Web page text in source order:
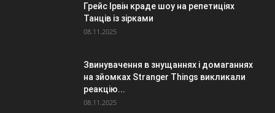
Грейс Ірвін краде шоу на репетиціях
Танців із зірками
08.11.2025
Звинувачення в знущаннях і домаганнях
на зйомках Stranger Things викликали
реакцію...
08.11.2025